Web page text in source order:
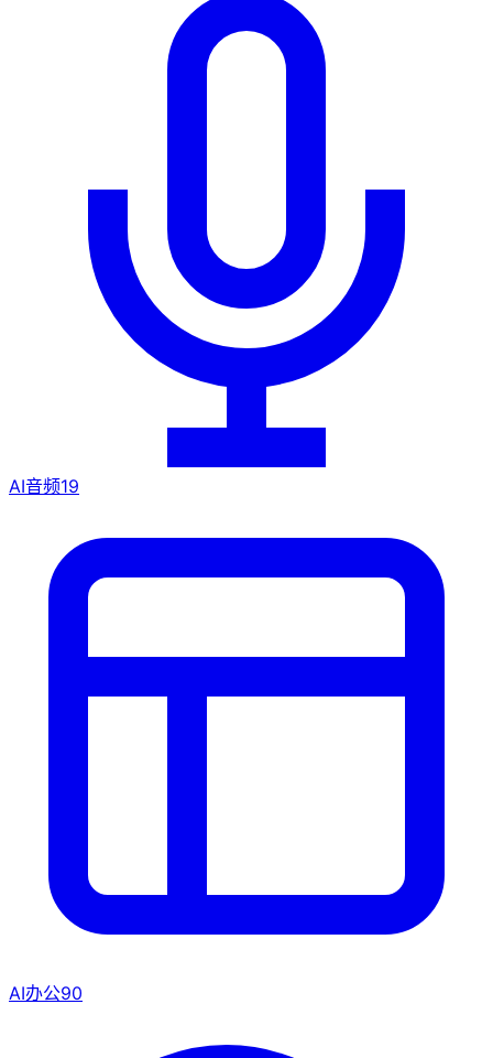
AI音频19
AI办公90